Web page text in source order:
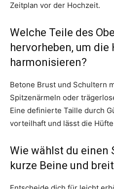
Zeitplan vor der Hochzeit.
Welche Teile des
hervorheben, um die
harmonisieren?
Betone Brust und Schultern
Spitzenärmeln oder
Eine definierte Taille durch
vorteilhaft und lässt die
Wie wählst du einen
kurze Beine und